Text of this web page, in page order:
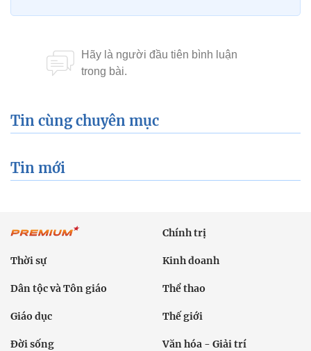
Tin cùng chuyên mục
Tin mới
Chính trị
Thời sự Kinh doanh
Dân tộc và Tôn giáo Thể thao
Giáo dục Thế giới
Đời sống Văn hóa - Giải trí